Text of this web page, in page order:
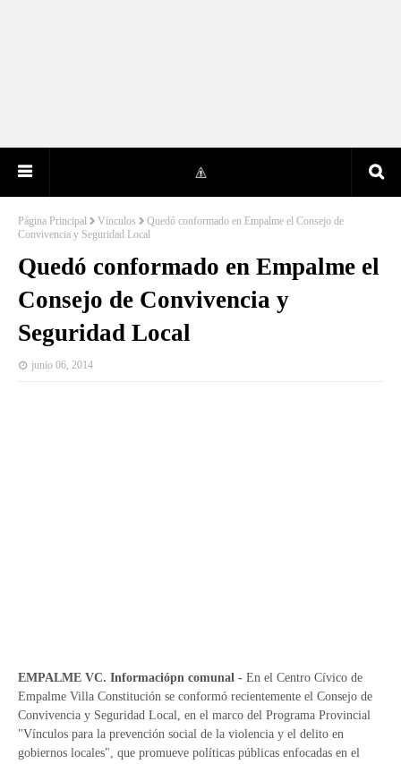
Página Principal Vínculos
Quedó conformado en Empalme el Consejo de
Convivencia y Seguridad Local
Quedó conformado en Empalme el
Consejo de Convivencia y
Seguridad Local
junio 06, 2014
EMPALME VC. Informaciópn comunal - En el Centro Cívico de
Empalme Villa Constitución se conformó recientemente el Consejo de
Convivencia y Seguridad Local, en el marco del Programa Provincial
"Vínculos para la prevención social de la violencia y el delito en
gobiernos locales", que promueve políticas públicas enfocadas en el